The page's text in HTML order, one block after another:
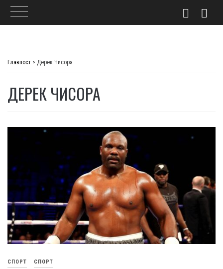
Главпост > Дерек Чисора
ДЕРЕК ЧИСОРА
СПОРТ СПОРТ